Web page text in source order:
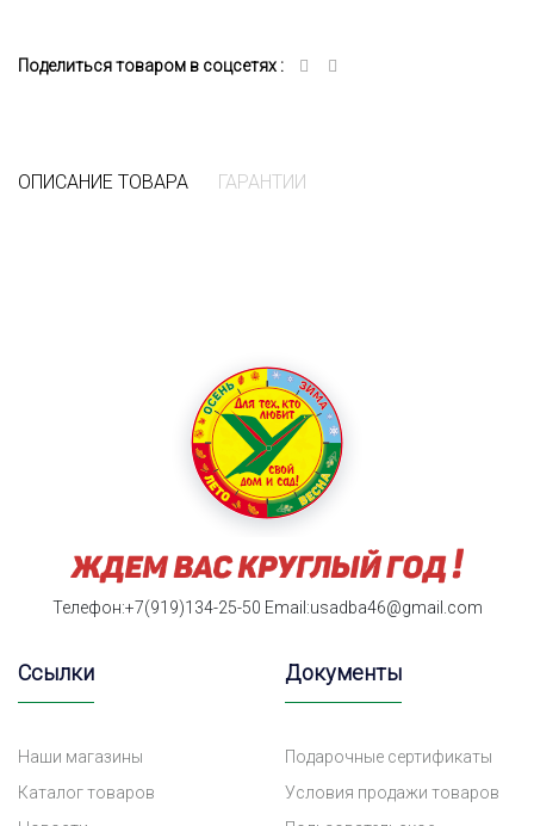
Поделиться товаром в соцсетях :
ОПИСАНИЕ ТОВАРА ГАРАНТИИ
Телефон:+7(919)134-25-50 Email:usadba46@gmail.com
Ссылки
Наши магазины
Каталог товаров
Документы
Подарочные сертификаты
Условия продажи товаров